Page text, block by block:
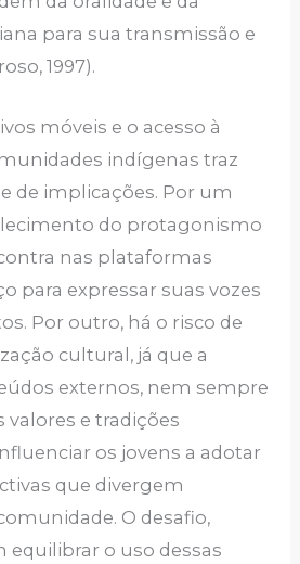
para sua transmissão e
1997).
móveis e o acesso à
indígenas traz
de implicações. Por um
do protagonismo
nas plataformas
para expressar suas vozes
Por outro, há o risco de
cultural, já que a
externos, nem sempre
valores e tradições
os jovens a adotar
que divergem
O desafio,
equilibrar o uso dessas